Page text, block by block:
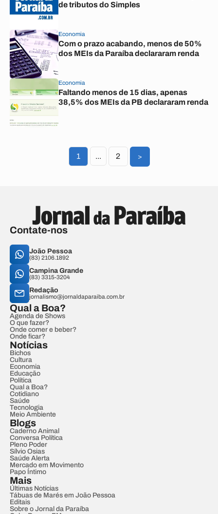
de tributos do Simples
Economia
Com o prazo acabando, menos de 50%
dos MEIs da Paraíba declararam renda
Economia
Faltando menos de 15 dias, apenas
38,5% dos MEIs da PB declararam renda
1 ... 2 >
Contate-nos
João Pessoa
(83) 2106.1892
Campina Grande
(83) 3315-3204
Redação
jornalismo@jornaldaparaiba.com.br
Qual a Boa?
Agenda de Shows
O que fazer?
Onde comer e beber?
Onde ficar?
Notícias
Bichos
Cultura
Economia
Educação
Política
Qual a Boa?
Cotidiano
Saúde
Tecnologia
Meio Ambiente
Blogs
Caderno Animal
Conversa Política
Pleno Poder
Sílvio Osias
Saúde Alerta
Mercado em Movimento
Papo Íntimo
Mais
Últimas Notícias
Tábuas de Marés em João Pessoa
Editais
Sobre o Jornal da Paraíba